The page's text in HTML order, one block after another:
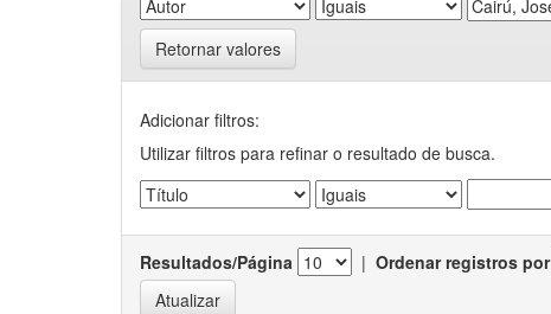
Retornar valores
Adicionar filtros:
Utilizar filtros para refinar o resultado de busca.
Resultados/Página | Ordenar registros por